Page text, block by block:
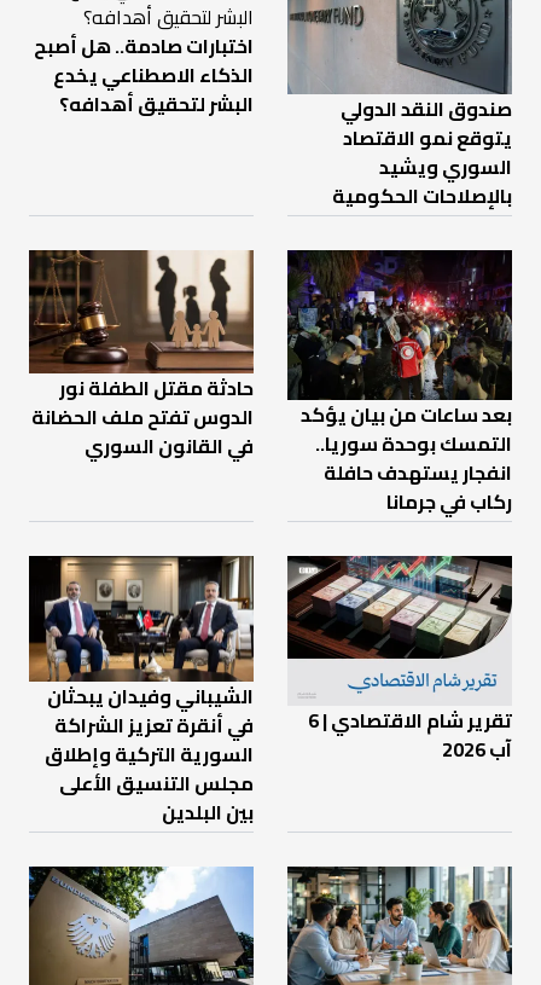
صندوق النقد الدولي
يتوقع نمو الاقتصاد
السوري ويشيد
بالإصلاحات الحكومية
اختبارات صادمة.. هل أصبح
الذكاء الاصطناعي يخدع
البشر لتحقيق أهدافه؟
بعد ساعات من بيان يؤكد
التمسك بوحدة سوريا..
انفجار يستهدف حافلة
ركاب في جرمانا
حادثة مقتل الطفلة نور
الدوس تفتح ملف الحضانة
في القانون السوري
تقرير شام الاقتصادي | 6
آب 2026
الشيباني وفيدان يبحثان
في أنقرة تعزيز الشراكة
السورية التركية وإطلاق
مجلس التنسيق الأعلى
بين البلدين